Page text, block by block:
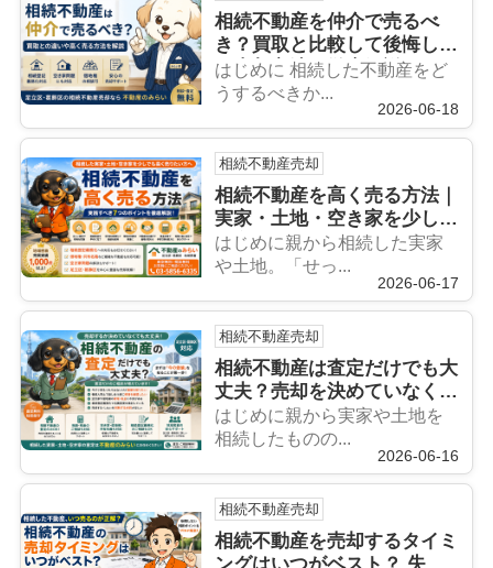
相続不動産を仲介で売るべ
き？買取と比較して後悔しな
い売却方法を徹底解説
はじめに 相続した不動産をど
うするべきか...
2026-06-18
相続不動産売却
相続不動産を高く売る方法｜
実家・土地・空き家を少しで
も高値で売却するための7つ
のポイント【足立区・葛飾区
はじめに親から相続した実家
や土地。「せっ...
2026-06-17
相続不動産売却
相続不動産は査定だけでも大
丈夫？売却を決めていなくて
も相談できる理由【足立区・
葛飾区対応】
はじめに親から実家や土地を
相続したものの...
2026-06-16
相続不動産売却
相続不動産を売却するタイミ